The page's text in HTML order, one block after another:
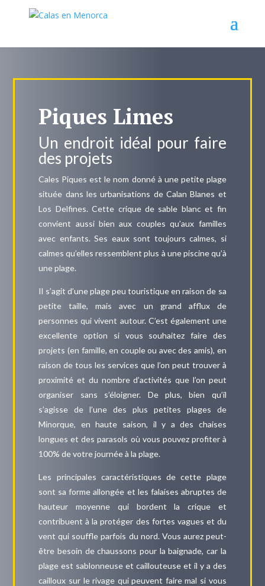
Piques Limes
Un endroit idéal pour faire
des projets
Cales Piques est le nom donné à une petite plage
située dans les urbanisations de Calan Blanes et
Los Delfines. Cette crique de sable blanc et fin
convient aussi bien aux couples qu’aux familles
avec enfants. Ses eaux sont toujours calmes, si
calmes qu’elles ressemblent plus à une piscine qu’à
une plage.
Il s’agit d’une plage peu touristique en raison de sa
petite taille, mais avec un grand afflux de
personnes qui vivent autour. C’est également une
excellente option si vous souhaitez faire des
projets (en famille, en couple ou avec des amis), en
raison de tous les services que l’on peut trouver à
proximité et du nombre d’activités que l’on peut
organiser sans s’éloigner. De plus, bien qu’il
s’agisse de l’une des plus petites plages de
Minorque, en haute saison, il y a des chaises
longues et des parasols où vous pouvez profiter à
100% de votre journée à la plage.
Les principales caractéristiques de cette plage
sont sa forme allongée et les falaises abruptes de
hauteur moyenne qui bordent la crique et
contribuent à la protéger des fortes vagues et du
vent qui souffle parfois du nord. Vous aurez peut-
être besoin de chaussons pour la baignade, car la
plage est sablonneuse et caillouteuse et il y a des
cailloux sur le rivage qui peuvent faire mal si vous